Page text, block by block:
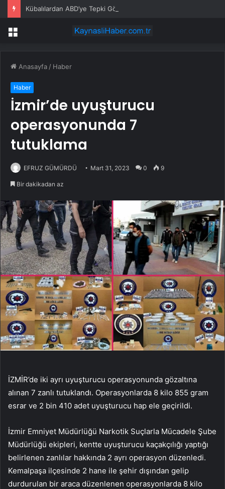
Kübalılardan ABD’ye Tepki Gösterisi
Menü
Anasayfa / Haber
Haber
İzmir’de uyuşturucu
operasyonunda 7
tutuklama
EFRUZ GÜMÜRDÜ Mart 31, 2023 0 9
Bir dakikadan az
İZMİR’de iki ayrı uyuşturucu operasyonunda gözaltına
alınan 7 zanlı tutuklandı. Operasyonlarda 8 kilo 855 gram
esrar ve 2 bin 410 adet uyuşturucu hap ele geçirildi.
İzmir Emniyet Müdürlüğü Narkotik Suçlarla Mücadele Şube
Müdürlüğü ekipleri, kentte uyuşturucu kaçakçılığı yaptığı
belirlenen zanlılar hakkında 2 ayrı operasyon düzenledi.
Kemalpaşa ilçesinde 2 hane ile şehir dışından gelip
durdurulan bir araca düzenlenen operasyonlarda 8 kilo